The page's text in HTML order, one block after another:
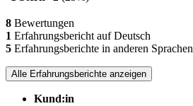
8 Bewertungen
1 Erfahrungsbericht auf Deutsch
5 Erfahrungsberichte in anderen Sprachen
Alle Erfahrungsberichte anzeigen
Kund:in